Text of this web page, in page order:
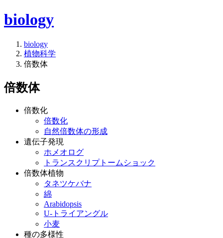
biology
biology
植物科学
倍数体
倍数体
倍数化
倍数化
自然倍数体の形成
遺伝子発現
ホメオログ
トランスクリプトームショック
倍数体植物
タネツケバナ
綿
Arabidopsis
U-トライアングル
小麦
種の多様性